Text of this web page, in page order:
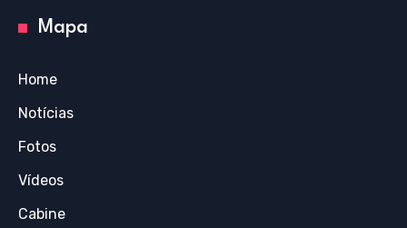
Mapa
Home
Notícias
Fotos
Vídeos
Cabine